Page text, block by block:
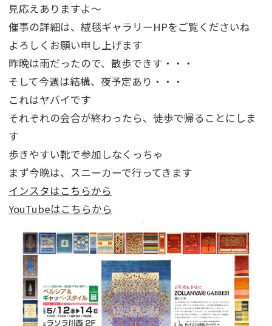
見応えありますよ～
催事の詳細は、絨毯ギャラリーHPをご覧くださいね
よろしくお願い申し上げます
昨晩は雨だったので、散歩できす・・・
そして今週は結構、夜予定あり・・・
これはヤバイです
それぞれの会合が終わったら、徒歩で帰ることにしま
す
歩きやすい靴で参加しなくっちゃ
まず今晩は、スニーカーで行ってきます
インスタはこちらから
YouTubeはこちらから